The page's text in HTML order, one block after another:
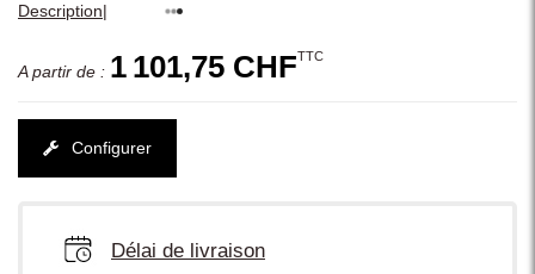
Description|
A partir de : 1 101,75 CHFTTC
Configurer
Délai de livraison